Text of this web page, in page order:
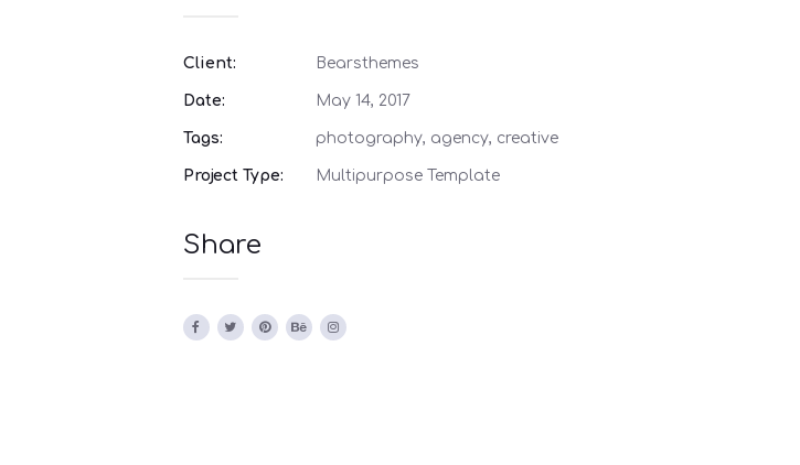
Client: Bearsthemes
Date: May 14, 2017
Tags: photography, agency, creative
Project Type: Multipurpose Template
Share